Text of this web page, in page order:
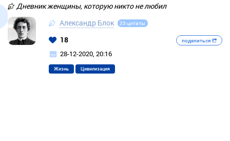
Дневник женщины, которую никто не любил
Александр Блок
33 цитаты
18 поделиться
28-12-2020, 20:16
Жизнь Цивилизация